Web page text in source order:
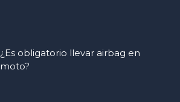
¿Es obligatorio llevar airbag en
moto?